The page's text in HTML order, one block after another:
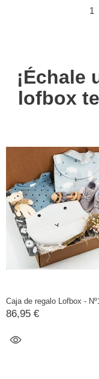
1
¡Échale
lofbox
Caja de regalo Lofbox -
86,95 €